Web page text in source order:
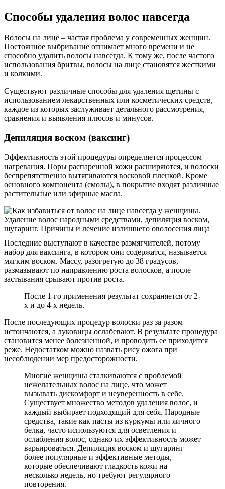
Способы удаления волос навсегда
Волосы на лице – частая проблема у современных женщин.
Постоянное выбривание отнимает много времени и не
способно удалить волосы навсегда. К тому же, после частого
использования бритвы, волосы на лице становятся жесткими
и колкими.
Существуют различные способы для удаления щетины с
использованием лекарственных или косметических средств,
каждое из которых заслуживает детального рассмотрения,
сравнения и выявления плюсов и минусов.
Депиляция воском (ваксинг)
Эффективность этой процедуры определяется процессом
нагревания. Поры распаренной кожи расширяются, и волоски
беспрепятственно вытягиваются восковой пленкой. Кроме
основного компонента (смолы), в покрытие входят различные
растительные или эфирные масла.
Последние выступают в качестве размягчителей, потому
набор для ваксинга, в котором они содержатся, называется
мягким воском. Массу, разогретую до 38 градусов,
размазывают по направлению роста волосков, а после
застывания срывают против роста.
После 1-го применения результат сохраняется от 2-
х и до 4-х недель.
После последующих процедур волоски раз за разом
истончаются, а луковицы ослабевают. В результате процедура
становится менее болезненной, и проводить ее приходится
реже. Недостатком можно назвать рису ожога при
несоблюдении мер предосторожности.
Многие женщины сталкиваются с проблемой
нежелательных волос на лице, что может
вызывать дискомфорт и неуверенность в себе.
Существует множество методов удаления волос, и
каждый выбирает подходящий для себя. Народные
средства, такие как пасты из куркумы или яичного
белка, часто используются для осветления и
ослабления волос, однако их эффективность может
варьироваться. Депиляция воском и шугаринг —
более популярные и эффективные методы,
которые обеспечивают гладкость кожи на
несколько недель, но требуют регулярного
повторения.